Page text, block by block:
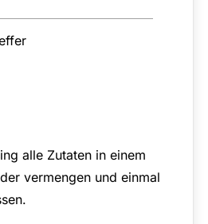
alle Zutaten in einem
vermengen und einmal